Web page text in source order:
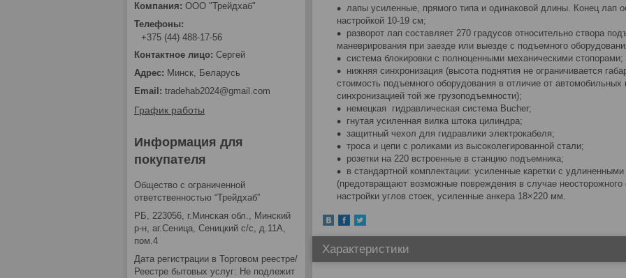
лапы усиленные, прямого типа и одинаковой длины. Конец лап
настройкой 10-19 см;
разворот лап составляет 270 градусов относительно створа
маневрирования при заезде или выезде с подъемного
система блокировки с полноценными механическими стопорами;
нижняя синхронизация (высота поднятия не ограничивается
стоимость подъемного оборудования в отличие от
синхронизацией той же грузоподъемности);
немецкая гидравлическая система Bucher;
гнутая усиленная вилка штока цилиндра;
защитный чехол для гидравлики электрокабеля;
троса и цепи с роликами из высоколегированной стали;
розетки на 220 встроенные в станцию подъемника;
в стандартной комплектации: усиленные каретки с
(предотвращают возможные повреждения в случае
настройки углов стоек, усиленные анкера 18×220 мм.
Характеристики
ООО "Трейдхаб"
+375 (44) 488-17-56
Сергей
Минск, Беларусь
tradehab2024@gmail.com
График работы
Информация для
покупателя
Общество с ограниченной
ответственностью “Трейдхаб”
РБ, 223056, г.Минская обл., Минский
р-н, аг.Сеница, Сеницкий с/с, д.11А,
пом.4
Дата регистрации в Торговом реестре/
Реестре бытовых услуг: Не подлежит